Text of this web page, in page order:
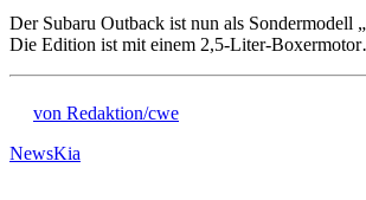
Der Subaru Outback ist nun als Sondermodell
Die Edition ist mit einem 2,5-Liter-
von Redaktion/cwe
NewsKia